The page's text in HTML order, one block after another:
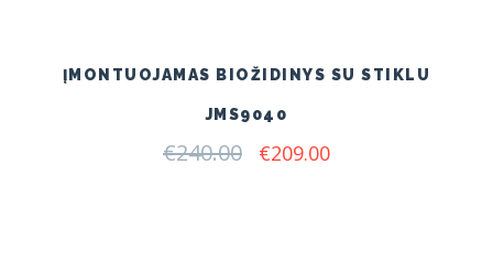
ĮMONTUOJAMAS BIOŽIDINYS SU STIKLU
JMS9040
€240.00 Original
€209.00Current